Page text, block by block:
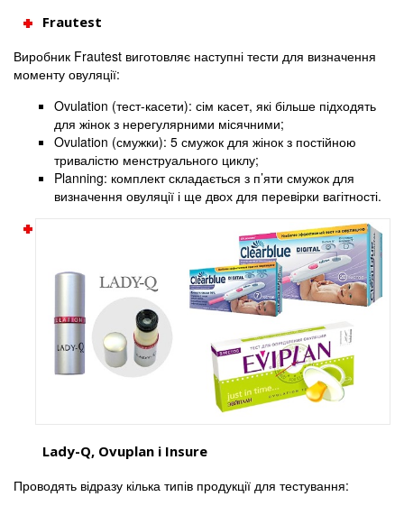
Frautest
Виробник Frautest виготовляє наступні тести для визначення
моменту овуляції:
Ovulation (тест-касети): сім касет, які більше підходять
для жінок з нерегулярними місячними;
Ovulation (смужки): 5 смужок для жінок з постійною
тривалістю менструального циклу;
Planning: комплект складається з п’яти смужок для
визначення овуляції і ще двох для перевірки вагітності.
Lady-Q, Ovuplan і Insure
Проводять відразу кілька типів продукції для тестування: